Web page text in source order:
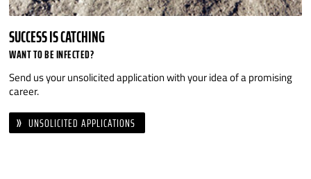
SUCCESS IS CATCHING
WANT TO BE INFECTED?
Send us your unsolicited application with your idea of a promising
career.
UNSOLICITED APPLICATIONS